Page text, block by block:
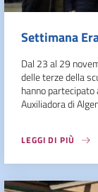
Settimana
Dal 23 al 29
delle terze della
hanno
Auxiliadora di
LEGGI DI PIÙ